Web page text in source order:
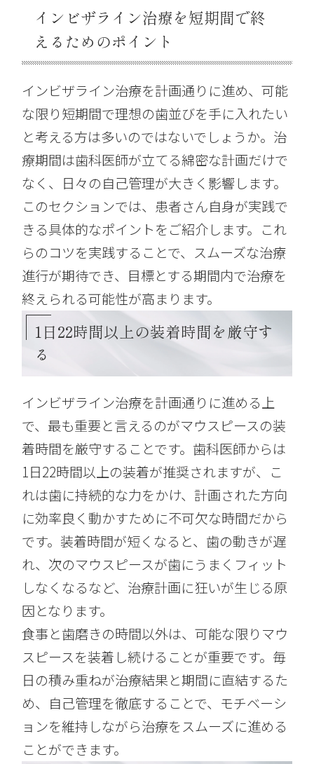
インビザライン治療を短期間で終
えるためのポイント
インビザライン治療を計画通りに進め、可能
な限り短期間で理想の歯並びを手に入れたい
と考える方は多いのではないでしょうか。治
療期間は歯科医師が立てる綿密な計画だけで
なく、日々の自己管理が大きく影響します。
このセクションでは、患者さん自身が実践で
きる具体的なポイントをご紹介します。これ
らのコツを実践することで、スムーズな治療
進行が期待でき、目標とする期間内で治療を
終えられる可能性が高まります。
1日22時間以上の装着時間を厳守す
る
インビザライン治療を計画通りに進める上
で、最も重要と言えるのがマウスピースの装
着時間を厳守することです。歯科医師からは
1日22時間以上の装着が推奨されますが、こ
れは歯に持続的な力をかけ、計画された方向
に効率良く動かすために不可欠な時間だから
です。装着時間が短くなると、歯の動きが遅
れ、次のマウスピースが歯にうまくフィット
しなくなるなど、治療計画に狂いが生じる原
因となります。
食事と歯磨きの時間以外は、可能な限りマウ
スピースを装着し続けることが重要です。毎
日の積み重ねが治療結果と期間に直結するた
め、自己管理を徹底することで、モチベーシ
ョンを維持しながら治療をスムーズに進める
ことができます。